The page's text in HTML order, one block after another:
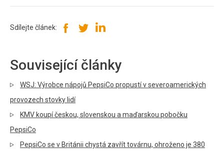
Sdílejte článek:
Související články
WSJ: Výrobce nápojů PepsiCo propustí v severoamerických
provozech stovky lidí
KMV koupí českou, slovenskou a maďarskou pobočku
PepsiCo
PepsiCo se v Británii chystá zavřít továrnu, ohroženo je 380